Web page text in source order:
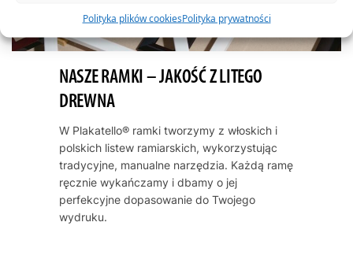
Polityka plików cookiesPolityka prywatności
NASZE RAMKI – JAKOŚĆ Z LITEGO
DREWNA
W Plakatello® ramki tworzymy z włoskich i
polskich listew ramiarskich, wykorzystując
tradycyjne, manualne narzędzia. Każdą ramę
ręcznie wykańczamy i dbamy o jej
perfekcyjne dopasowanie do Twojego
wydruku.